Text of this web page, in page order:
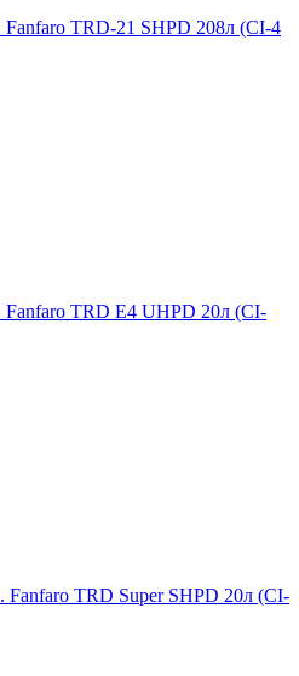
TRD-21 SHPD 208л (CI-4
TRD E4 UHPD 20л (CI-
TRD Super SHPD 20л (CI-